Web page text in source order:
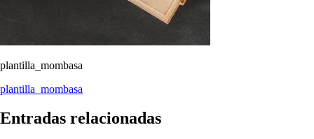
plantilla_mombasa
Navegación
de
entradas
plantilla_mombasa
Entradas relacionadas